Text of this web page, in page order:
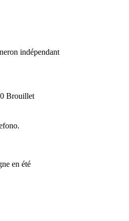
indépendant
Brouillet